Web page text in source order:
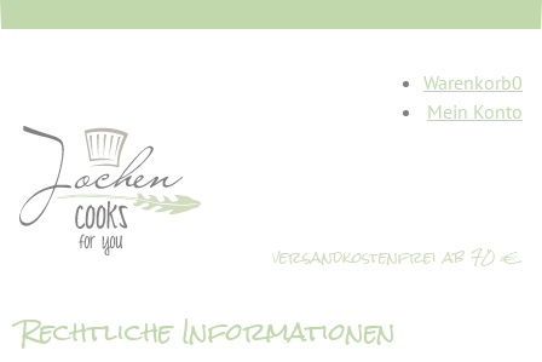
Warenkorb0
Mein Konto
Rechtliche Informationen